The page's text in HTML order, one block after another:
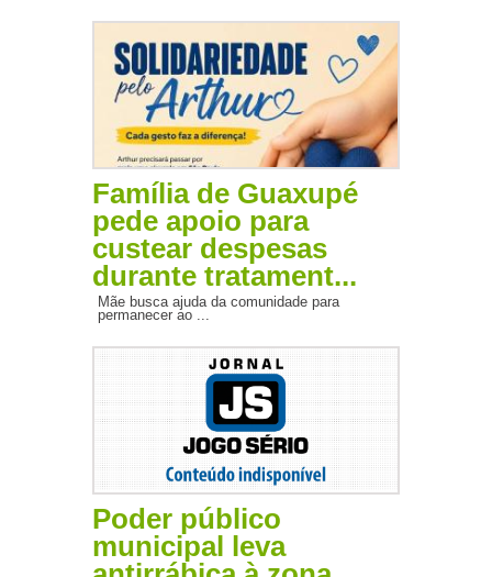
Família de Guaxupé
pede apoio para
custear despesas
durante tratament...
Mãe busca ajuda da comunidade para
permanecer ao ...
Poder público
municipal leva